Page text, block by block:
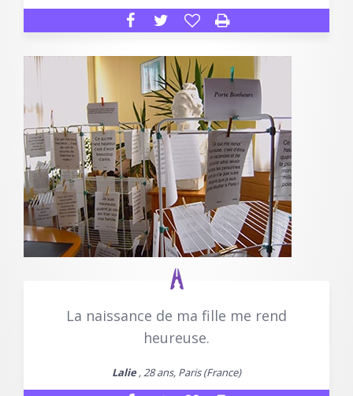
La naissance de ma fille me rend
heureuse.
Lalie, 28 ans, Paris (France)